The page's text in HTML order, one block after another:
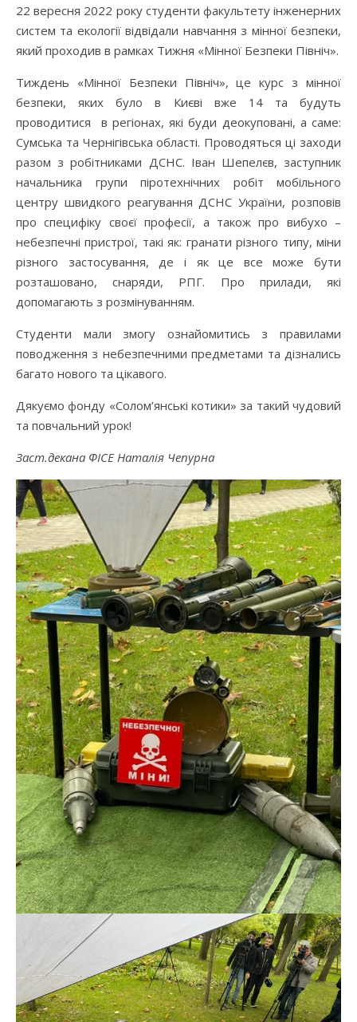
22 вересня 2022 року студенти факультету інженерних
систем та екології відвідали навчання з мінної безпеки,
який проходив в рамках Тижня «Мінної Безпеки Північ».
Тиждень «Мінної Безпеки Північ», це курс з мінної
безпеки, яких було в Києві вже 14 та будуть
проводитися в регіонах, які буди деокуповані, а саме:
Сумська та Чернігівська області. Проводяться ці заходи
разом з робітниками ДСНС. Іван Шепелєв, заступник
начальника групи піротехнічних робіт мобільного
центру швидкого реагування ДСНС України, розповів
про специфіку своєї професії, а також про вибухо –
небезпечні пристрої, такі як: гранати різного типу, міни
різного застосування, де і як це все може бути
розташовано, снаряди, РПГ. Про прилади, які
допомагають з розмінуванням.
Студенти мали змогу ознайомитись з правилами
поводження з небезпечними предметами та дізнались
багато нового та цікавого.
Дякуємо фонду «Солом’янські котики» за такий чудовий
та повчальний урок!
Заст.декана ФІСЕ Наталія Чепурна